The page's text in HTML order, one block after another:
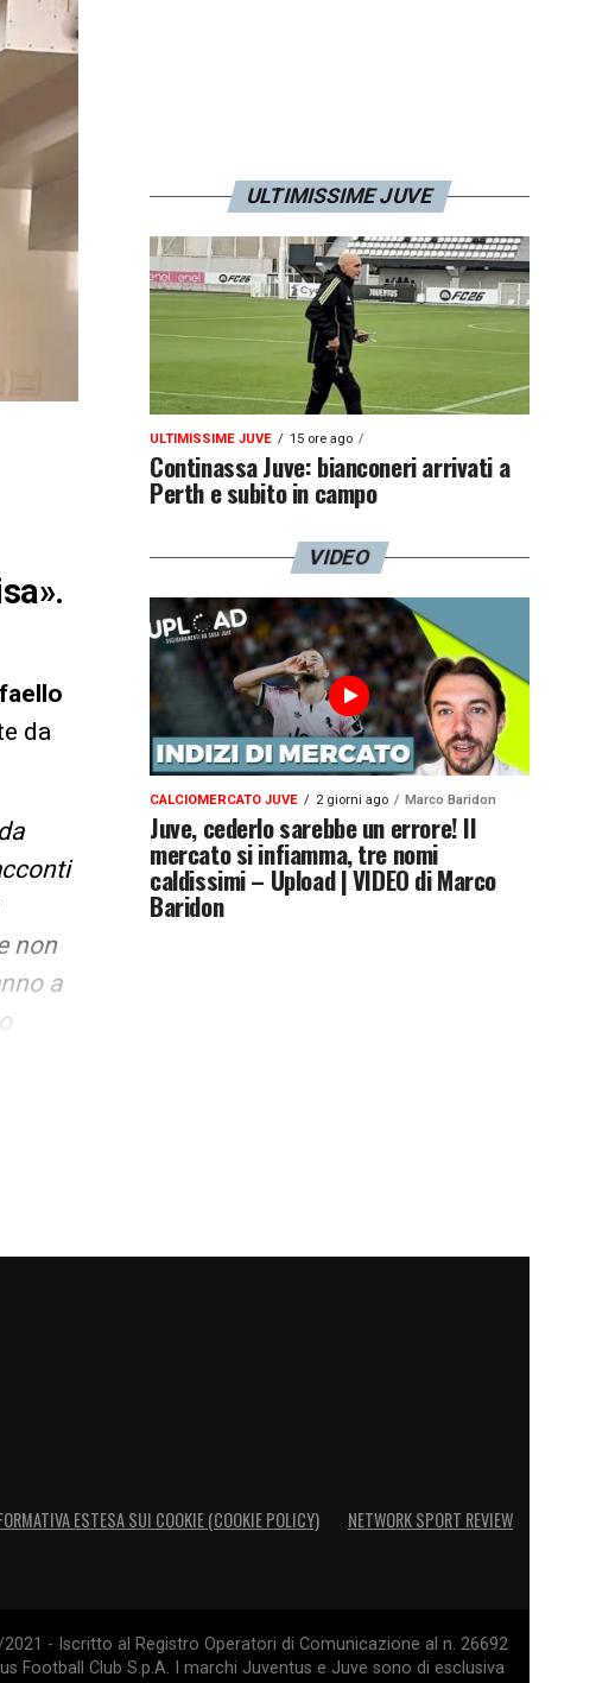
da
non
a
ULTIMISSIME JUVE
ULTIMISSIME JUVE 15 ore ago
Continassa Juve: bianconeri arrivati a
Perth e subito in campo
VIDEO
CALCIOMERCATO JUVE 2 giorni ago Marco Baridon
Juve, cederlo sarebbe un errore! Il
mercato si infiamma, tre nomi
caldissimi – Upload | VIDEO di Marco
Baridon
ESTESA SUI COOKIE (COOKIE POLICY) NETWORK SPORT REVIEW
- Iscritto al Registro Operatori di Comunicazione al n. 26692
Football Club S.p.A. I marchi Juventus e Juve sono di esclusiva